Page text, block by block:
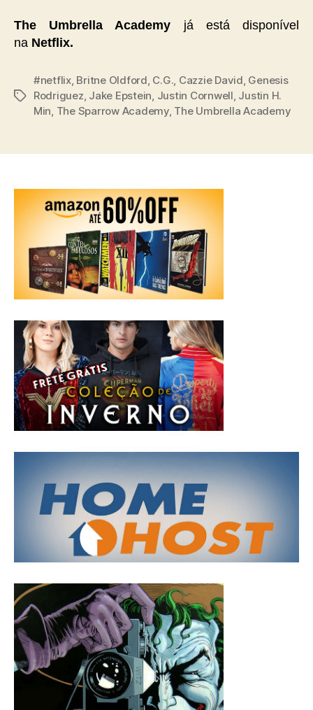
The Umbrella Academy já está disponível
na Netflix.
Tags
#netflix, Britne Oldford, C.G., Cazzie David, Genesis
Rodriguez, Jake Epstein, Justin Cornwell, Justin H.
Min, The Sparrow Academy, The Umbrella Academy